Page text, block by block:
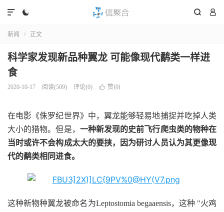
  

新闻  正文
科学家发现新品种翼龙 可能像现代鹬类一样进
食
2020-10-17 阅读(509) 评论(0)  赞(0)
在电影《侏罗纪世界》中，翼龙能够轻易地捕捉并吃掉人类
大小的猎物。但是， 一种新发现的史前飞行爬虫类的物种在
当时或许不会构成太大的要挟，因为研讨人员认为其更像现
代的鹬类相同进食。
这种新物种翼龙被命名为Leptostomia begaaensis，这种 "火鸡